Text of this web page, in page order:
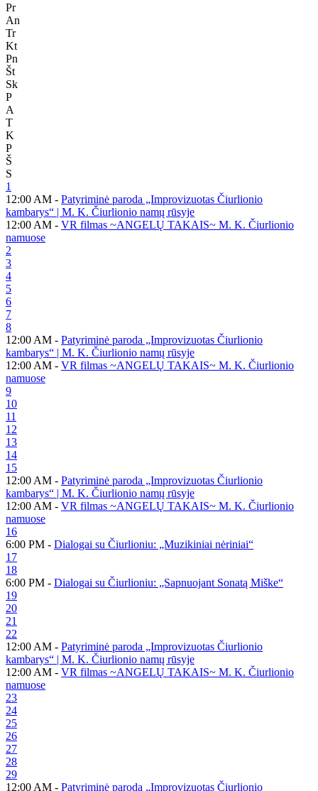
Pr
An
Tr
Kt
Pn
Št
Sk
P
A
T
K
P
Š
S
1
12:00 AM - Patyriminė paroda „Improvizuotas Čiurlionio
kambarys“ | M. K. Čiurlionio namų rūsyje
12:00 AM - VR filmas ~ANGELŲ TAKAIS~ M. K. Čiurlionio
namuose
2
3
4
5
6
7
8
12:00 AM - Patyriminė paroda „Improvizuotas Čiurlionio
kambarys“ | M. K. Čiurlionio namų rūsyje
12:00 AM - VR filmas ~ANGELŲ TAKAIS~ M. K. Čiurlionio
namuose
9
10
11
12
13
14
15
12:00 AM - Patyriminė paroda „Improvizuotas Čiurlionio
kambarys“ | M. K. Čiurlionio namų rūsyje
12:00 AM - VR filmas ~ANGELŲ TAKAIS~ M. K. Čiurlionio
namuose
16
6:00 PM - Dialogai su Čiurlioniu: „Muzikiniai nėriniai“
17
18
6:00 PM - Dialogai su Čiurlioniu: „Sapnuojant Sonatą Miške“
19
20
21
22
12:00 AM - Patyriminė paroda „Improvizuotas Čiurlionio
kambarys“ | M. K. Čiurlionio namų rūsyje
12:00 AM - VR filmas ~ANGELŲ TAKAIS~ M. K. Čiurlionio
namuose
23
24
25
26
27
28
29
12:00 AM - Patyriminė paroda „Improvizuotas Čiurlionio